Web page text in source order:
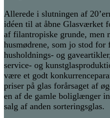
Allerede i slutningen af
idéen til at åbne Glasværket
af filantropiske grunde, men
husmødrene, som jo stod
husholdnings- og
service- og
være et godt
priser på glas forårsaget af
en af de gamle boliglænger
salg af anden sorteringsglas.